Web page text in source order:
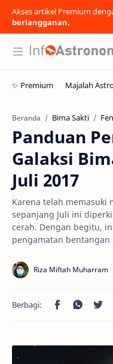
Akses artikel Premium
berlangganan.
Beranda Bima Sakti
Panduan
Galaksi
Juli 2017
Karena telah memasuki
sepanjang Juli ini
cerah. Dengan begitu,
pengamatan bentangan